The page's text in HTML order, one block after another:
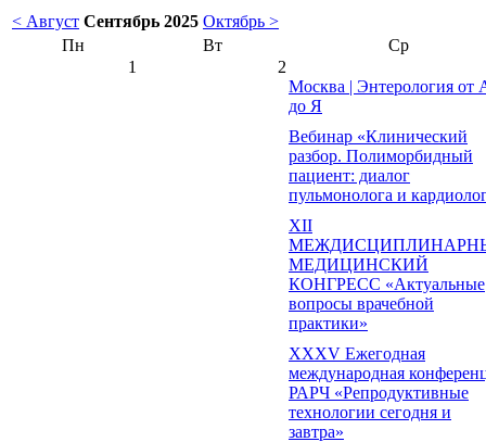
< Август Сентябрь 2025 Октябрь >
Пн
Вт
Ср
1
2
Москва | Энтерология от
до Я
Вебинар «Клинический
разбор. Полиморбидный
пациент: диалог
пульмонолога и
ХII
МЕДИЦИНСКИЙ
КОНГРЕСС «Актуальные
вопросы врачебной
практики»
XXXV Ежегодная
международная
РАРЧ «Репродуктивные
технологии сегодня и
завтра»